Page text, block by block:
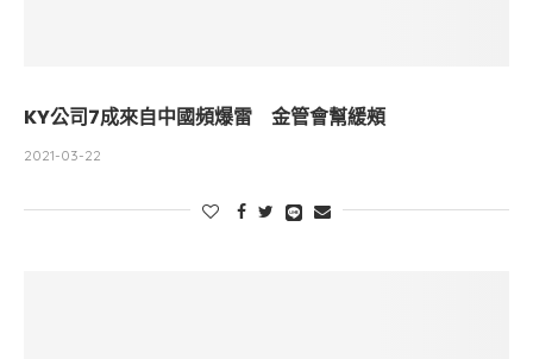
KY公司7成來自中國頻爆雷 金管會幫緩頰
2021-03-22